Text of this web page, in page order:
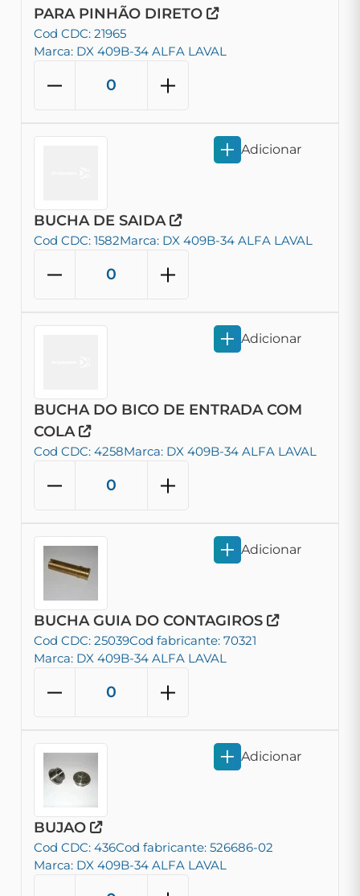
PARA PINHÃO DIRETO
Cod CDC: 21965
Marca: DX 409B-34 ALFA LAVAL
BUCHA DE SAIDA
Cod CDC: 1582Marca: DX 409B-34 ALFA LAVAL
Adicionar
BUCHA DO BICO DE ENTRADA COM
COLA
Cod CDC: 4258Marca: DX 409B-34 ALFA LAVAL
Adicionar
BUCHA GUIA DO CONTAGIROS
Cod CDC: 25039Cod fabricante: 70321
Marca: DX 409B-34 ALFA LAVAL
Adicionar
BUJAO
Cod CDC: 436Cod fabricante: 526686-02
Marca: DX 409B-34 ALFA LAVAL
Adicionar